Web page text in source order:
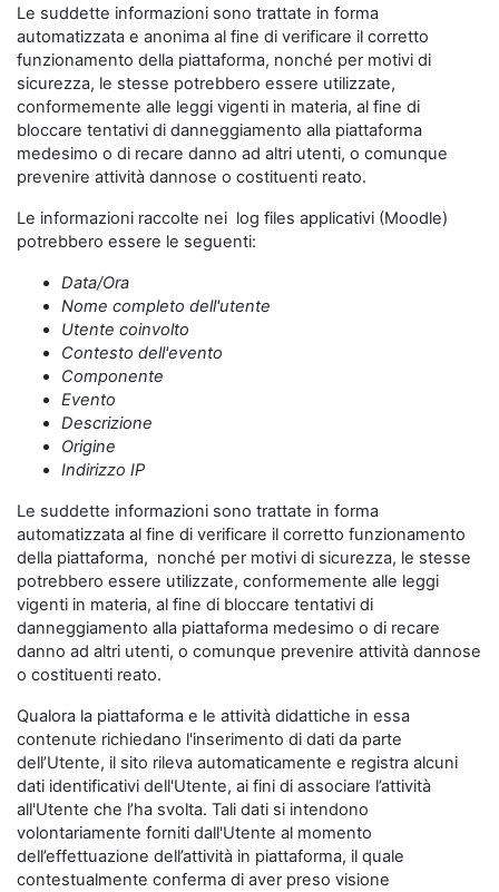
Le suddette informazioni sono trattate in forma
automatizzata e anonima al fine di verificare il corretto
funzionamento della piattaforma, nonché per motivi di
sicurezza, le stesse potrebbero essere utilizzate,
conformemente alle leggi vigenti in materia, al fine di
bloccare tentativi di danneggiamento alla piattaforma
medesimo o di recare danno ad altri utenti, o comunque
prevenire attività dannose o costituenti reato.
Le informazioni raccolte nei log files applicativi (Moodle)
potrebbero essere le seguenti:
Data/Ora
Nome completo dell'utente
Utente coinvolto
Contesto dell'evento
Componente
Evento
Descrizione
Origine
Indirizzo IP
Le suddette informazioni sono trattate in forma
automatizzata al fine di verificare il corretto funzionamento
della piattaforma, nonché per motivi di sicurezza, le stesse
potrebbero essere utilizzate, conformemente alle leggi
vigenti in materia, al fine di bloccare tentativi di
danneggiamento alla piattaforma medesimo o di recare
danno ad altri utenti, o comunque prevenire attività dannose
o costituenti reato.
Qualora la piattaforma e le attività didattiche in essa
contenute richiedano l'inserimento di dati da parte
dell’Utente, il sito rileva automaticamente e registra alcuni
dati identificativi dell'Utente, ai fini di associare l’attività
all'Utente che l’ha svolta. Tali dati si intendono
volontariamente forniti dall'Utente al momento
dell’effettuazione dell’attività in piattaforma, il quale
contestualmente conferma di aver preso visione